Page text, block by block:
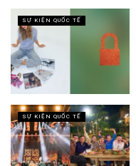
SỰ KIỆN QUỐC TẾ
SỰ KIỆN QUỐC TẾ